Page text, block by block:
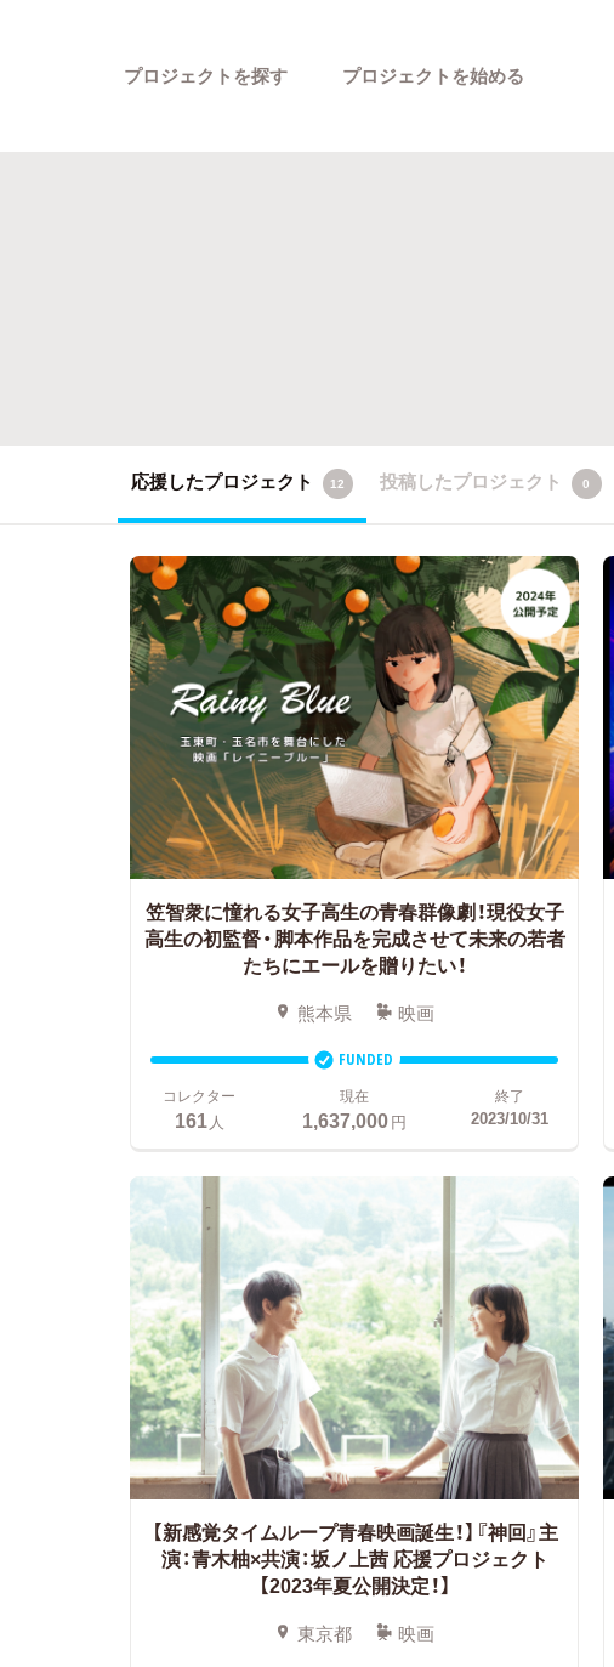
プロジェクトを探す プロジェクトを始める
応援したプロジェクト 12 投稿したプロジェクト 0
笠智衆に憧れる女子高生の青春群像劇！現役女子
高生の初監督・脚本作品を完成させて未来の若者
たちにエールを贈りたい！
熊本県 映画
FUNDED
コレクター
161人
現在
1,637,000円
終了
2023/10/31
【新感覚タイムループ青春映画誕生！】『神回』主
演：青木柚×共演：坂ノ上茜 応援プロジェクト
【2023年夏公開決定！】
東京都 映画